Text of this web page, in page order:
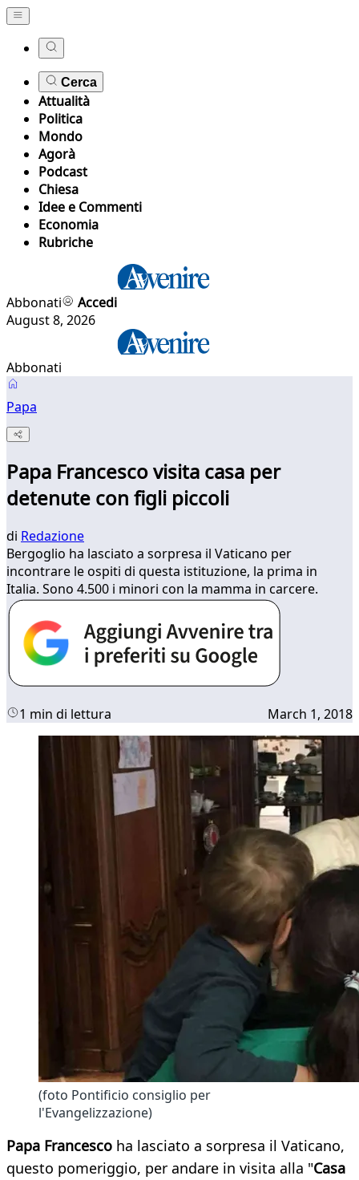
Cerca
Attualità
Politica
Mondo
Agorà
Podcast
Chiesa
Idee e Commenti
Economia
Rubriche
Abbonati
Accedi
August 8, 2026
Abbonati
Papa
Papa Francesco visita casa per
detenute con figli piccoli
di Redazione
Bergoglio ha lasciato a sorpresa il Vaticano per
incontrare le ospiti di questa istituzione, la prima in
Italia. Sono 4.500 i minori con la mamma in carcere.
1 min di lettura March 1, 2018
(foto Pontificio consiglio per
l'Evangelizzazione)
Papa Francesco ha lasciato a sorpresa il Vaticano,
questo pomeriggio, per andare in visita alla "Casa